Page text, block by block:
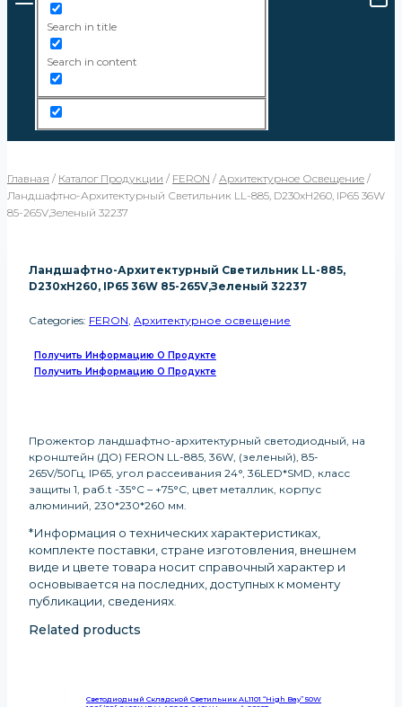
Search in title
Search in content
Главная / Каталог Продукции / FERON / Архитектурное Освещение /
Ландшафтно-Архитектурный Светильник LL-885, D230xH260, IP65 36W
85-265V,зеленый 32237
Ландшафтно-Архитектурный Светильник LL-885,
D230xH260, IP65 36W 85-265V,зеленый 32237
Categories: FERON, Архитектурное освещение
Получить Информацию О Продукте
Получить Информацию О Продукте
Прожектор ландшафтно-архитектурный светодиодный, на
кронштейн (ДО) FERON LL-885, 36W, (зеленый), 85-
265V/50Гц, IP65, угол рассеивания 24°, 36LED*SMD, класс
защиты 1, раб.t -35°C – +75°C, цвет металлик, корпус
алюминий, 230*230*260 мм.
*Информация о технических характеристиках,
комплекте поставки, стране изготовления, внешнем
виде и цвете товара носит справочный характер и
основывается на последних, доступных к моменту
публикации, сведениях.
Related products
Светодиодный Складской Светильник AL1101 “High Bay” 50W